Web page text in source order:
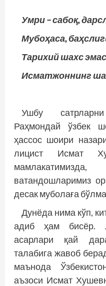
Умри – сабоқ,
Мубоҳаса,
Тарихий шахс
Исматжоннинг
Ушбу
Раҳмондай ўзбек
ҳассос шоири
лицист Исмат
ватандошларимиз
десак муболаға
Дунёда нима кўп,
адиб ҳам бисёр.
асарлари қай
талабига жавоб
маънода
аъзоси Исмат